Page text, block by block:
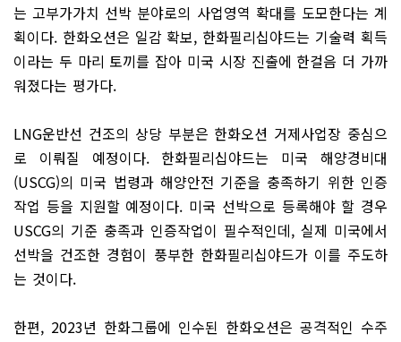
는 고부가가치 선박 분야로의 사업영역 확대를 도모한다는 계
획이다. 한화오션은 일감 확보, 한화필리십야드는 기술력 획득
이라는 두 마리 토끼를 잡아 미국 시장 진출에 한걸음 더 가까
워졌다는 평가다.
LNG운반선 건조의 상당 부분은 한화오션 거제사업장 중심으
로 이뤄질 예정이다. 한화필리십야드는 미국 해양경비대
(USCG)의 미국 법령과 해양안전 기준을 충족하기 위한 인증
작업 등을 지원할 예정이다. 미국 선박으로 등록해야 할 경우
USCG의 기준 충족과 인증작업이 필수적인데, 실제 미국에서
선박을 건조한 경험이 풍부한 한화필리십야드가 이를 주도하
는 것이다.
한편, 2023년 한화그룹에 인수된 한화오션은 공격적인 수주